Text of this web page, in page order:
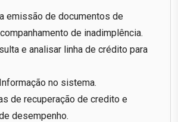
emissão de documentos de
de inadimplência.
e analisar linha de crédito para
no sistema.
de recuperação de credito e
desempenho.